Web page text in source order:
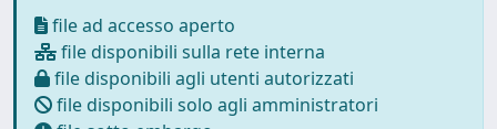
file ad accesso aperto
file disponibili sulla rete interna
file disponibili agli utenti autorizzati
file disponibili solo agli amministratori